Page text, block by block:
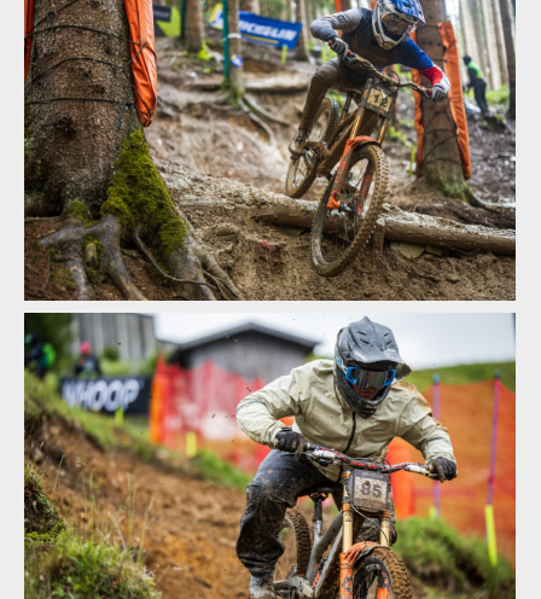
Textem i obrazem: Vojta Hanák přiblíží Světový pohár
v rakouském Leogangu
Textem i obrazem: Vojta Hanák přiblíží Světový pohár
v rakouském Leogangu
Textem i obrazem: Vojta Hanák přiblíží Světový pohár
v rakouském Leogangu
Textem i obrazem: Vojta Hanák přiblíží Světový pohár
v rakouském Leogangu
Textem i obrazem: Vojta Hanák přiblíží Světový pohár
v rakouském Leogangu